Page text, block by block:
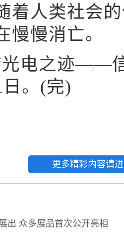
着人类社会
慢慢消亡。
之迹——信
。(完)
更多精彩内容请
出 众多展品首次公开亮相